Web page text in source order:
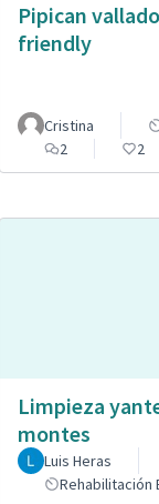
Pipican
friendly
Cristina
2
2
Limpieza
montes
Luis Heras
Rehabilitación